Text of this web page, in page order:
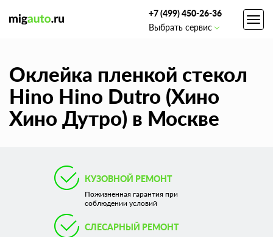
+7 (499) 450-26-36
Выбрать сервис
Оклейка пленкой стекол
Hino Hino Dutro (Хино
Хино Дутро) в Москве
КУЗОВНОЙ РЕМОНТ
Пожизненная гарантия при
соблюдении условий
СЛЕСАРНЫЙ РЕМОНТ